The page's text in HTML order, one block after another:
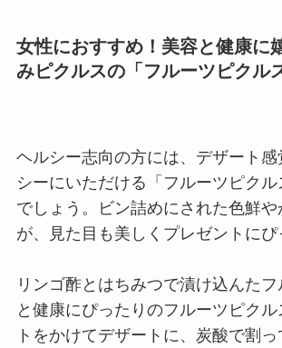
女性におすすめ！美容と健康に
みピクルスの「フルーツピクル
ヘルシー志向の方には、デザート
シーにいただける「フルーツピク
でしょう。ビン詰めにされた色鮮や
が、見た目も美しくプレゼントにぴ
リンゴ酢とはちみつで漬け込んた
と健康にぴったりのフルーツピク
トをかけてデザートに、炭酸で割っ